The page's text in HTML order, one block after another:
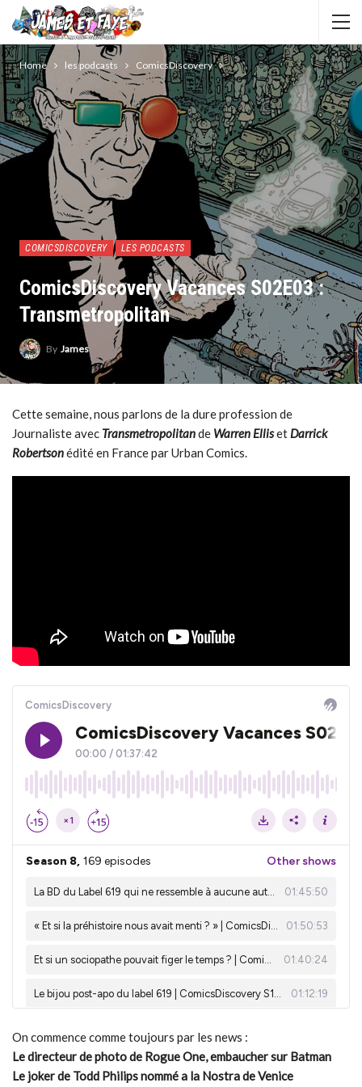
Home les podcasts ComicsDiscovery
COMICSDISCOVERY LES PODCASTS
ComicsDiscovery Vacances S02E03 :
Transmetropolitan
By James
Cette semaine, nous parlons de la dure profession de
Journaliste avec Transmetropolitande Warren EllisetDarrick
Robertsonédité en France par Urban Comics.
On commence comme toujours par les news :
Le directeur de photo de Rogue One, embaucher sur Batman
Le joker de Todd Philips nommé a la Nostra de Venice